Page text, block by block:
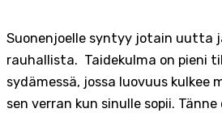
Suonenjoelle syntyy jotain uutta
rauhallista. Taidekulma on pieni
sydämessä, jossa luovuus kulkee
sen verran kun sinulle sopii.